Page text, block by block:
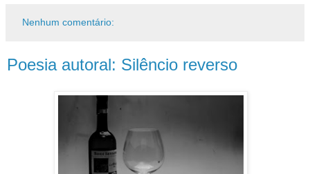
Nenhum comentário:
Poesia autoral: Silêncio reverso